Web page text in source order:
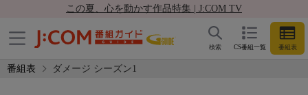
この夏、心を動かす作品特集 | J:COM TV
CS番組一覧 番組表
検索
番組表 ダメージ シーズン1